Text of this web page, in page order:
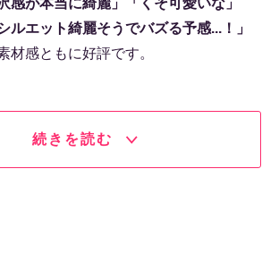
ルエット綺麗そうでバズる予感...！」
材感ともに好評です。
続きを読む